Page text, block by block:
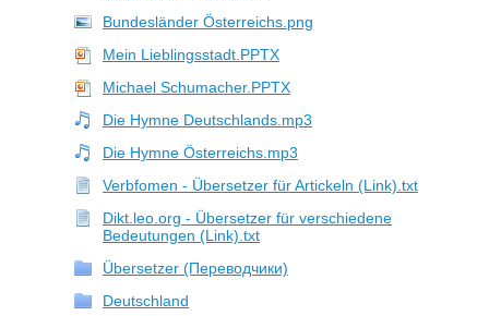
Bundesländer Österreichs.png
Mein Lieblingsstadt.PPTX
Michael Schumacher.PPTX
Die Hymne Deutschlands.mp3
Die Hymne Österreichs.mp3
Verbfomen - Übersetzer für Artickeln (Link).txt
Dikt.leo.org - Übersetzer für verschiedene
Bedeutungen (Link).txt
Übersetzer (Переводчики)
Deutschland